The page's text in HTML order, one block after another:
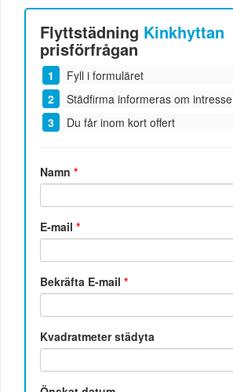
Flyttstädning Kinkhyttan
prisförfrågan
Fyll i formuläret
Städfirma informeras om intresse
Du får inom kort offert
Namn*
E-mail*
Bekräfta E-mail*
Kvadratmeter städyta